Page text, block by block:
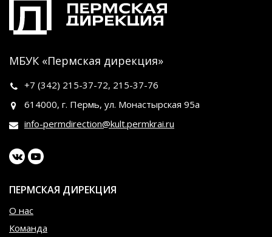
МБУК «Пермская дирекция»
+7 (342) 215-37-72, 215-37-76
614000, г. Пермь, ул. Монастырская 95а
info-permdirection@kult.permkrai.ru
ПЕРМСКАЯ ДИРЕКЦИЯ
О нас
Команда